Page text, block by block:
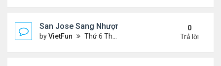
San Jose Sang Nhượng 6/18/21- 6/25/21
byVietFun Thứ 6 Tháng 6 18, 2021 1:54 pm
0
Trả lời